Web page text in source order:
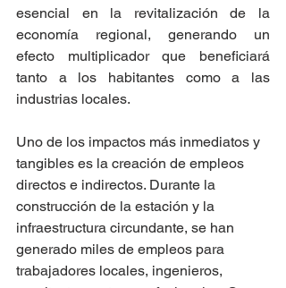
esencial en la revitalización de la
economía regional, generando un
efecto multiplicador que beneficiará
tanto a los habitantes como a las
industrias locales.
Uno de los impactos más inmediatos y
tangibles es la creación de empleos
directos e indirectos. Durante la
construcción de la estación y la
infraestructura circundante, se han
generado miles de empleos para
trabajadores locales, ingenieros,